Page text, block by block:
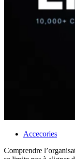
Accecories
Comprendre